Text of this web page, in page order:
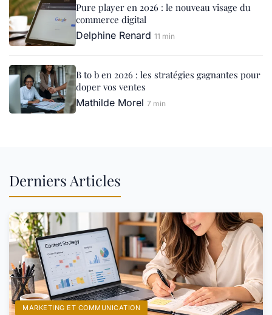
Pure player en 2026 : le nouveau visage du
commerce digital
Delphine Renard 11 min
B to b en 2026 : les stratégies gagnantes pour
doper vos ventes
Mathilde Morel 7 min
Derniers Articles
MARKETING ET COMMUNICATION